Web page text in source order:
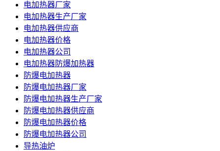
电加热器厂家
电加热器生产厂家
电加热器供应商
电加热器价格
电加热器公司
电加热器防爆加热器
防爆电加热器
防爆电加热器厂家
防爆电加热器生产厂家
防爆电加热器供应商
防爆电加热器价格
防爆电加热器公司
导热油炉